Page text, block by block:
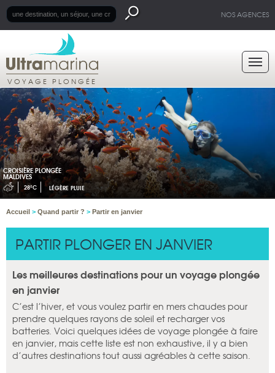
NOS AGENCES
VOYAGE PLONGÉE
CROISIÈRE PLONGÉE
MALDIVES
28°C LÉGÈRE PLUIE
Accueil > Quand partir ? > Partir en janvier
PARTIR PLONGER EN JANVIER
Les meilleures destinations pour un voyage plongée
en janvier
C’est l’hiver, et vous voulez partir en mers chaudes pour
prendre quelques rayons de soleil et recharger vos
batteries. Voici quelques idées de voyage plongée à faire
en janvier, mais cette liste est non exhaustive, il y a bien
d’autres destinations tout aussi agréables à cette saison.